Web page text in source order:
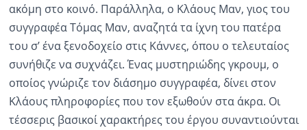
ακόμη στο κοινό. Παράλληλα, ο Κλάους Μαν, γιος του
συγγραφέα Τόμας Μαν, αναζητά τα ίχνη του πατέρα
του σ’ ένα ξενοδοχείο στις Κάννες, όπου ο τελευταίος
συνήθιζε να συχνάζει. Ένας μυστηριώδης γκρουμ, ο
οποίος γνώριζε τον διάσημο συγγραφέα, δίνει στον
Κλάους πληροφορίες που τον εξωθούν στα άκρα. Οι
τέσσερις βασικοί χαρακτήρες του έργου συναντιούνται